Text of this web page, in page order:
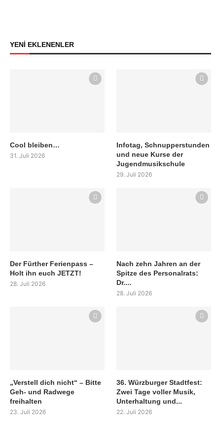
YENİ EKLENENLER
Cool bleiben…
31. Juli 2026
Infotag, Schnupperstunden
und neue Kurse der
Jugendmusikschule
29. Juli 2026
Der Fürther Ferienpass –
Holt ihn euch JETZT!
28. Juli 2026
Nach zehn Jahren an der
Spitze des Personalrats:
Dr....
28. Juli 2026
„Verstell dich nicht“ – Bitte
Geh- und Radwege
freihalten
23. Juli 2026
36. Würzburger Stadtfest:
Zwei Tage voller Musik,
Unterhaltung und...
22. Juli 2026